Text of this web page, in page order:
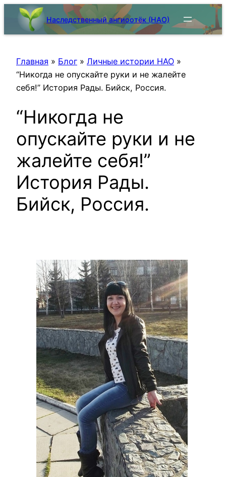
Skip
content
Наследственный ангиоотёк (НАО)
Главная » Блог » Личные истории НАО »
“Никогда не опускайте руки и не жалейте
себя!” История Рады. Бийск, Россия.
“Никогда не
опускайте руки и не
жалейте себя!”
История Рады.
Бийск, Россия.